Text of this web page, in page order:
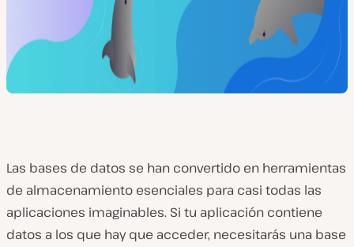
Las bases de datos se han convertido en herramientas
de almacenamiento esenciales para casi todas las
aplicaciones imaginables. Si tu aplicación contiene
datos a los que hay que acceder, necesitarás una base